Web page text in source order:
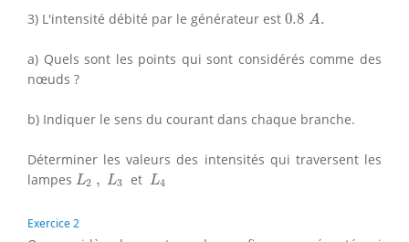
3) L'intensité débité par le générateur est 0.8 A.
0.8 A
a) Quels sont les points qui sont considérés comme des
nœuds ?
b) Indiquer le sens du courant dans chaque branche.
Déterminer les valeurs des intensités qui traversent les
lampes L2 , L3
L 3 et L4
L
Exercice 2